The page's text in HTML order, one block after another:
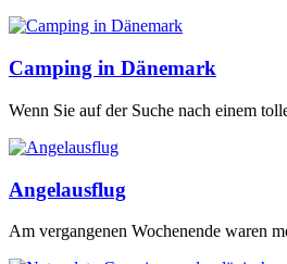
Camping in Dänemark
Wenn Sie auf der Suche nach einem
Angelausflug
Am vergangenen Wochenende waren